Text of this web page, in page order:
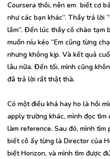
Coursera thôi, nên em biết cơ
như các bạn khác”. Thầy trả lời
lắm”. Đến lúc thầy cô chào tạm
muốn níu kéo “Em cũng từng
nhưng không kịp. Và kết quả
lâu nữa. Đến tối, mình cũng
đã trả lời rất thật thà.
Có một điều khá hay ho là hồi
apply trường khác, mình đọc tìm
làm reference. Sau đó, mình
biết cô ấy từng là Director của
biết Horizon, và mình tìm được